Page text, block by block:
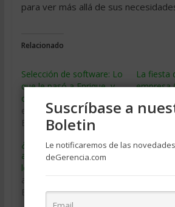
para ver más allá de sus
Relacionado
Selección de software: Lo
que le pasó a Enrique, y
cómo evitarlo
enero 19, 2010
En «Software»
La fiesta
empresa
En
¿Qué estoy queriendo
alcanzar y qué hago para
lograrlo?
abril 11, 2008
En «Motivacion»
Suscríbase a
Boletin
Le notificaremos de las
deGerencia.com